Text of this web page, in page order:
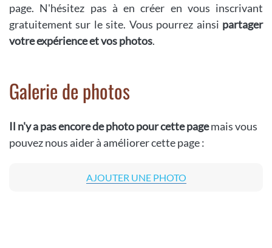
page. N'hésitez pas à en créer en vous inscrivant
gratuitement sur le site. Vous pourrez ainsi partager
votre expérience et vos photos.
Galerie de photos
Il n'y a pas encore de photo pour cette pagemais vous
pouvez nous aider à améliorer cette page :
AJOUTER UNE PHOTO